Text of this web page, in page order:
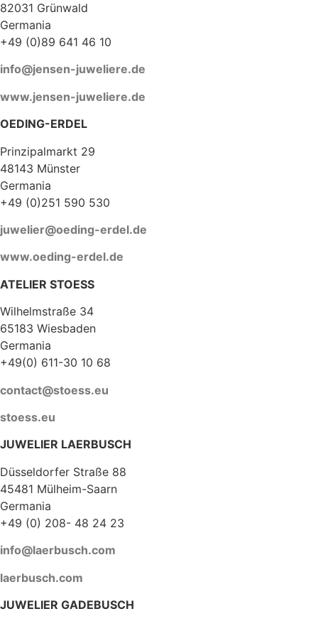
82031 Grünwald
Germania
+49 (0)89 641 46 10
info@jensen-juweliere.de
www.jensen-juweliere.de
OEDING-ERDEL
Prinzipalmarkt 29
48143 Münster
Germania
+49 (0)251 590 530
juwelier@oeding-erdel.de
www.oeding-erdel.de
ATELIER STOESS
Wilhelmstraße 34
65183 Wiesbaden
Germania
+49(0) 611-30 10 68
contact@stoess.eu
stoess.eu
JUWELIER LAERBUSCH
Düsseldorfer Straße 88
45481 Mülheim-Saarn
Germania
+49 (0) 208- 48 24 23
info@laerbusch.com
laerbusch.com
JUWELIER GADEBUSCH